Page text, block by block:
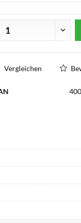
Vergleichen